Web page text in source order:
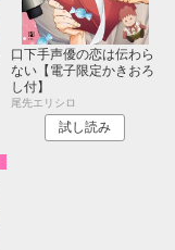
口下手声優の恋は伝わら
ない【電子限定かきおろ
し付】
尾先エリシロ
試し読み